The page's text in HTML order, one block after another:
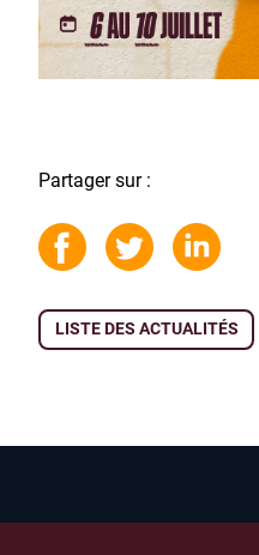
Partager sur :
LISTE DES ACTUALITÉS